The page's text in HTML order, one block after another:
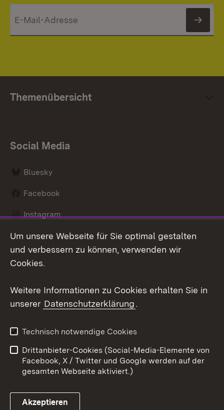
Themenübersicht
Social Media
Bluesky
Facebook
Instagram
LinkedIn
Link zum Landesportal
Datenschutz
Barrierefreiheit
Impressum
Cookies
Um unsere Webseite für Sie optimal gestalten
und verbessern zu können, verwenden wir
Cookies.
Weitere Informationen zu Cookies erhalten Sie in
unserer Datenschutzerklärung.
Technisch notwendige Cookies
Drittanbieter-Cookies (Social-Media-Elemente von
Facebook, X / Twitter und Google werden auf der
gesamten Webseite aktiviert.)
Akzeptieren